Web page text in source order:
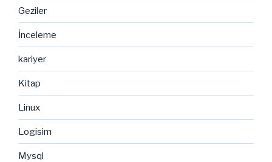
Geziler
İnceleme
kariyer
Kitap
Linux
Logisim
Mysql